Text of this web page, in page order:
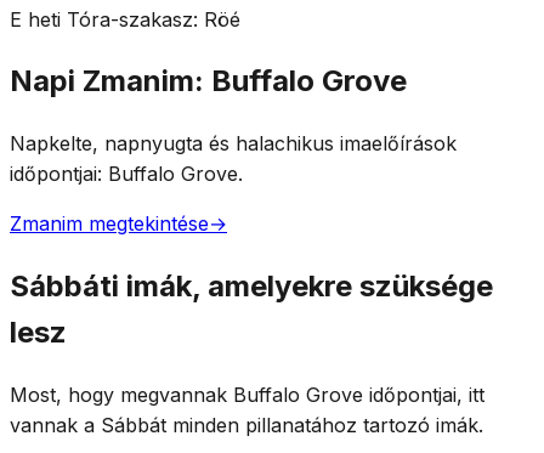
E heti Tóra-szakasz: Röé
Napi Zmanim: Buffalo Grove
Napkelte, napnyugta és halachikus imaelőírások
időpontjai: Buffalo Grove.
Zmanim megtekintése→
Sábbáti imák, amelyekre szüksége
lesz
Most, hogy megvannak Buffalo Grove időpontjai, itt
vannak a Sábbát minden pillanatához tartozó imák.